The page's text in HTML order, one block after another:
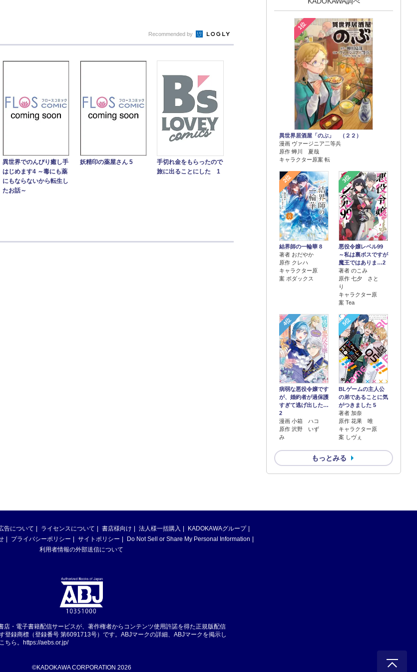
1位
異世界居酒屋「のぶ」 （２２）
漫画 ヴァージニア二等兵
原作 蝉川 夏哉
キャラクター原案 転
2位
結界師の一輪華 8
著者 おだやか
原作 クレハ
キャラクター原
案 ボダックス
3位
悪役令嬢レベル99
～私は裏ボスですが
魔王ではありま…2
著者 のこみ
原作 七夕 さと
り
キャラクター原
案 Tea
4位
病弱な悪役令嬢です
が、婚約者が過保護
すぎて逃げ出した…
2
漫画 小箱 ハコ
原作 沢野 いず
み
5位
BLゲームの主人公
の弟であることに気
がつきました 5
著者 加奈
原作 花果 唯
キャラクター原
案 しヴぇ
もっとみる
Recommended by
異世界でのんびり癒し手
はじめます4 ～毒にも薬
にもならないから転生し
たお話～
妖精印の薬屋さん 5
手切れ金をもらったので
旅に出ることにした 1
告について ライセンスについて 書店様向け 法人様一括購入
KADOKAWAグループ
プライバシーポリシー サイトポリシー
Do Not Sell or Share My Personal Information
利用者情報の外部送信について
店・電子書籍配信サービスが、著作権者からコンテンツ使用許諾を得た正規版配信
登録商標（登録番号 第6091713号）です。ABJマークの詳細、ABJマークを掲示し
ちら。 https://aebs.or.jp/
©KADOKAWA CORPORATION 2026